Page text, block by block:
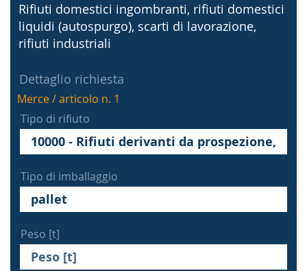
Rifiuti domestici ingombranti, rifiuti domestici
liquidi (autospurgo), scarti di lavorazione,
rifiuti industriali
Dettaglio richiesta
Merce / articolo n. 1
Tipo di rifiuto
Tipo di imballaggio
Peso [t]